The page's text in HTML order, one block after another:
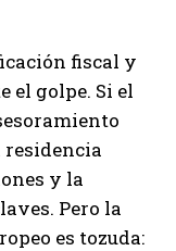
fiscal y
el golpe. Si el
residencia
y la
Pero la
es tozuda: